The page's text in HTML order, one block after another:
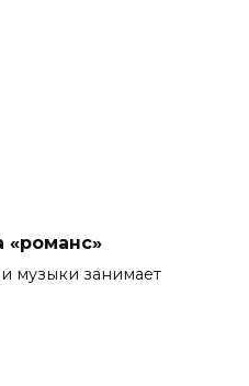
«романс»
музыки занимает